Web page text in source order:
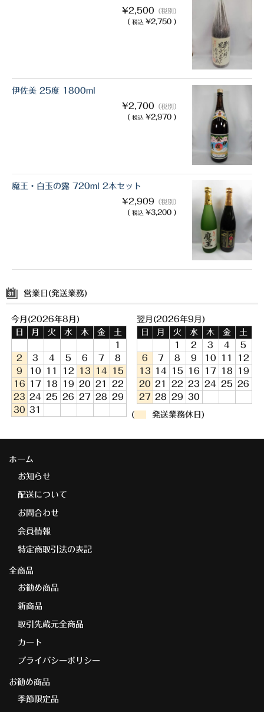
¥2,500 （税別）
( 税込 ¥2,750 )
伊佐美 25度 1800ml
¥2,700 （税別）
( 税込 ¥2,970 )
魔王・白玉の露 720ml 2本セット
¥2,909 （税別）
( 税込 ¥3,200 )
営業日(発送業務)
今月(2026年8月)
日
月 火 水 木 金
土
1
2
3 4 5 6 7
8
9
10 11 12 13 14
15
16
17 18 19 20 21
22
23 24 25 26 27 28
29
30 31
翌月(2026年9月)
日
月 火 水 木 金
土
1
2 3 4
5
6
7 8 9 10 11
12
13
14 15 16 17 18
19
20 21 22 23 24 25
26
27 28 29 30
( 発送業務休日)
ホーム
お知らせ
配送について
お問合わせ
会員情報
特定商取引法の表記
全商品
お勧め商品
新商品
取引先蔵元全商品
カート
プライバシーポリシー
お勧め商品
季節限定品